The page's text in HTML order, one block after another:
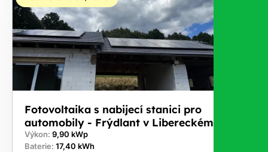
Fotovoltaika s nabijecí stanici pro
automobily - Frýdlant v Libereckém kraji
Výkon: 9,90 kWp
Baterie: 17,40 kWh